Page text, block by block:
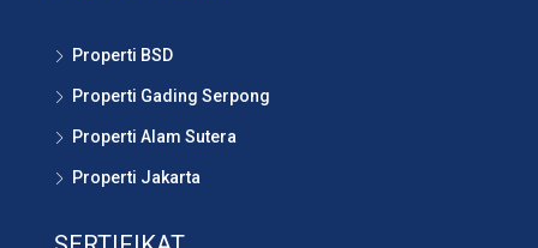
Properti BSD
Properti Gading Serpong
Properti Alam Sutera
Properti Jakarta